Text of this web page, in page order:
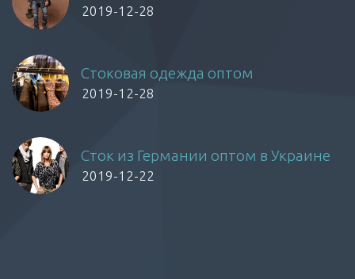
2019-12-28
Стоковая одежда оптом
2019-12-28
Сток из Германии оптом в Украине
2019-12-22